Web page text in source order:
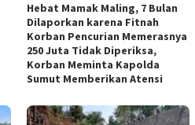
Hebat Mamak Maling, 7 Bulan
Dilaporkan karena Fitnah
Korban Pencurian Memerasnya
250 Juta Tidak Diperiksa,
Korban Meminta Kapolda
Sumut Memberikan Atensi